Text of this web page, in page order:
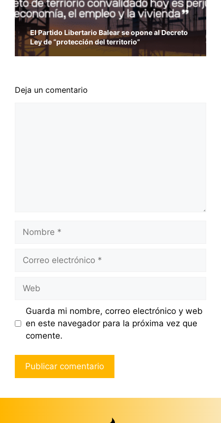
El Partido Libertario Balear se opone al Decreto
Ley de “protección del territorio”
Deja un comentario
Nombre
Correo
Web
Guarda mi nombre, correo electrónico y web
en este navegador para la próxima vez que
comente.